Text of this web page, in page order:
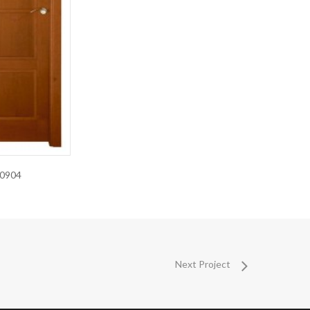
Next Project